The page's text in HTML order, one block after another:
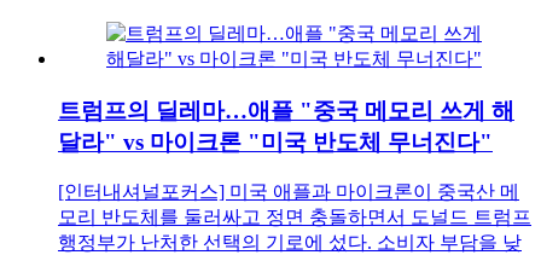
트럼프의 딜레마…애플 "중국 메모리 쓰게 해
달라" vs 마이크론 "미국 반도체 무너진다"
[인터내셔널포커스] 미국 애플과 마이크론이 중국산 메
모리 반도체를 둘러싸고 정면 충돌하면서 도널드 트럼프
행정부가 난처한 선택의 기로에 섰다. 소비자 부담을 낮